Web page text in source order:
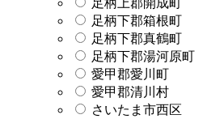
足柄下郡箱根町
足柄下郡真鶴町
足柄下郡湯河原町
愛甲郡愛川町
愛甲郡清川村
さいたま市西区